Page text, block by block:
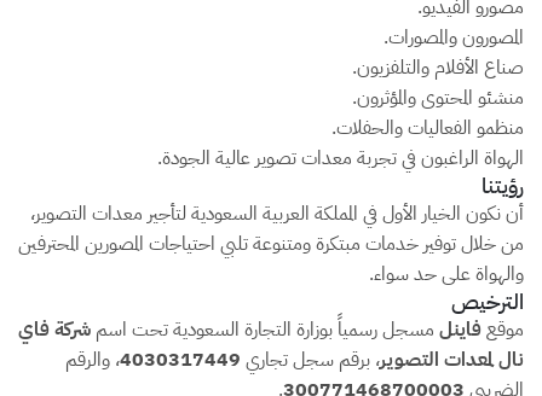
مصورو الفيديو.
المصورون والمصورات.
صناع الأفلام والتلفزيون.
منشئو المحتوى والمؤثرون.
منظمو الفعاليات والحفلات.
الهواة الراغبون في تجربة معدات تصوير عالية الجودة.
رؤيتنا
أن نكون الخيار الأول في المملكة العربية السعودية لتأجير معدات التصوير،
من خلال توفير خدمات مبتكرة ومتنوعة تلبي احتياجات المصورين المحترفين
والهواة على حد سواء.
الترخيص
موقعفاينل مسجل رسمياً بوزارة التجارة السعودية تحت اسم شركة فاي
نال لمعدات التصوير، برقم سجل تجاري 4030317449، والرقم
الضريبي 300771468700003
.